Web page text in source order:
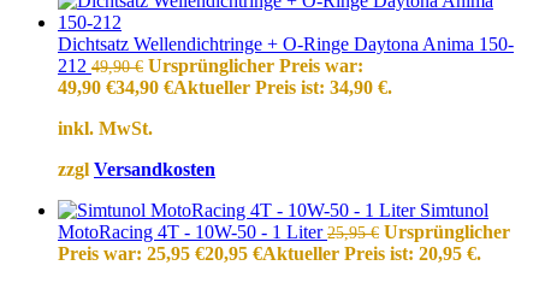
Dichtsatz Wellendichtringe + O-Ringe Daytona Anima 150-
212 49,90€ Ursprünglicher Preis war:
49,90 €34,90 €Aktueller Preis ist: 34,90 €.
inkl. MwSt.
zzgl Versandkosten
Simtunol
MotoRacing 4T - 10W-50 - 1 Liter25,95€ Ursprünglicher
Preis war: 25,95 €20,95 €Aktueller Preis ist: 20,95 €.